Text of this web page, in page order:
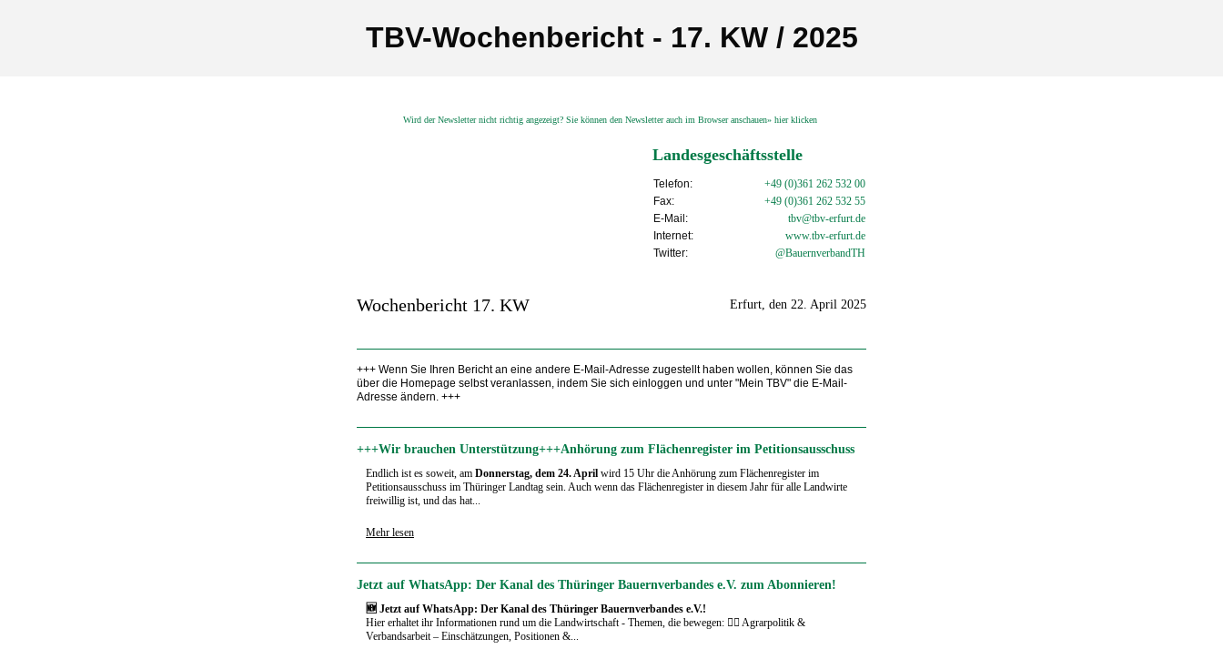
TBV-Wochenbericht - 17. KW / 2025
Wird der Newsletter nicht richtig angezeigt? Sie können den Newsletter auch im Browser anschauen» hier klicken
Landesgeschäftsstelle
Telefon:
+49 (0)361 262 532 00
Fax:
+49 (0)361 262 532 55
E-Mail:
tbv@tbv-erfurt.de
Internet:
www.tbv-erfurt.de
Twitter:
@BauernverbandTH
Wochenbericht 17. KW Erfurt, den 22. April 2025
+++ Wenn Sie Ihren Bericht an eine andere E-Mail-Adresse zugestellt haben wollen, können Sie das
über die Homepage selbst veranlassen, indem Sie sich einloggen und unter "Mein TBV" die E-Mail-
Adresse ändern. +++
+++Wir brauchen Unterstützung+++Anhörung zum Flächenregister im Petitionsausschuss
Endlich ist es soweit, am Donnerstag, dem 24. April wird 15 Uhr die Anhörung zum Flächenregister im
Petitionsausschuss im Thüringer Landtag sein. Auch wenn das Flächenregister in diesem Jahr für alle Landwirte
freiwillig ist, und das hat...
Mehr lesen
Jetzt auf WhatsApp: Der Kanal des Thüringer Bauernverbandes e.V. zum Abonnieren!
🆕 Jetzt auf WhatsApp: Der Kanal des Thüringer Bauernverbandes e.V.!
Hier erhaltet ihr Informationen rund um die Landwirtschaft - Themen, die bewegen: 🧑‍⚖️ Agrarpolitik &
Verbandsarbeit – Einschätzungen, Positionen &...